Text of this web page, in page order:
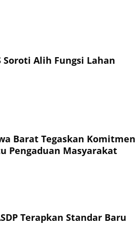
Soroti Alih Fungsi Lahan
Barat Tegaskan Komitmen
Pengaduan Masyarakat
Terapkan Standar Baru